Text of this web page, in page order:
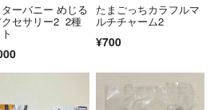
ーバニー めじる
クセサリー2 2種
たまごっちカラフルマ
ルチチャーム2
¥700